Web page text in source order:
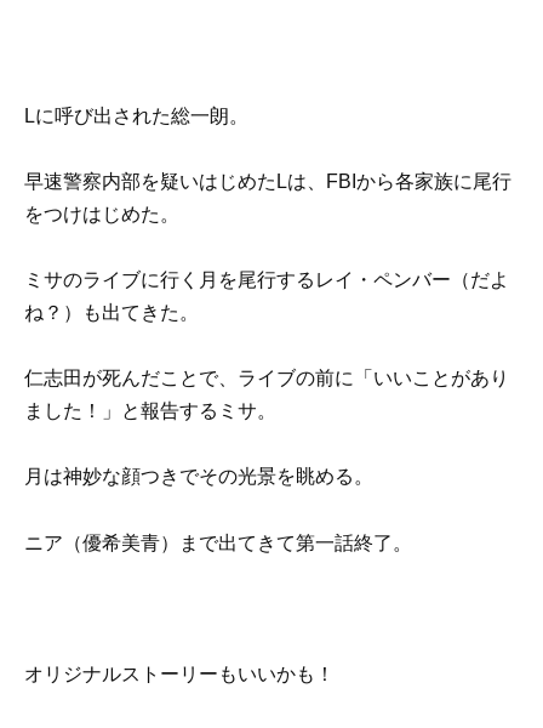
Lに呼び出された総一朗。
早速警察内部を疑いはじめたLは、FBIから各家族に尾行
をつけはじめた。
ミサのライブに行く月を尾行するレイ・ペンバー（だよ
ね？）も出てきた。
仁志田が死んだことで、ライブの前に「いいことがあり
ました！」と報告するミサ。
月は神妙な顔つきでその光景を眺める。
ニア（優希美青）まで出てきて第一話終了。
オリジナルストーリーもいいかも！